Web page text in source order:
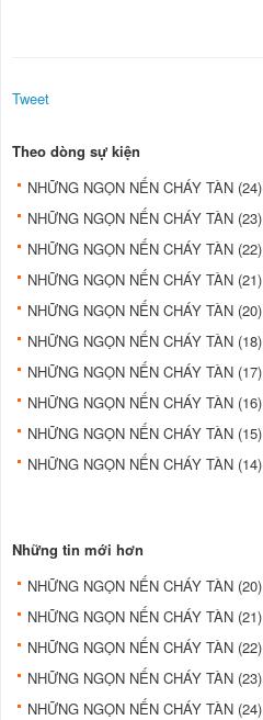
Tweet
Theo dòng sự kiện
NHỮNG NGỌN NẾN CHÁY TÀN (24)
NHỮNG NGỌN NẾN CHÁY TÀN (23)
NHỮNG NGỌN NẾN CHÁY TÀN (22)
NHỮNG NGỌN NẾN CHÁY TÀN (21)
NHỮNG NGỌN NẾN CHÁY TÀN (20)
NHỮNG NGỌN NẾN CHÁY TÀN (18)
NHỮNG NGỌN NẾN CHÁY TÀN (17)
NHỮNG NGỌN NẾN CHÁY TÀN (16)
NHỮNG NGỌN NẾN CHÁY TÀN (15)
NHỮNG NGỌN NẾN CHÁY TÀN (14)
Những tin mới hơn
NHỮNG NGỌN NẾN CHÁY TÀN (20)
NHỮNG NGỌN NẾN CHÁY TÀN (21)
NHỮNG NGỌN NẾN CHÁY TÀN (22)
NHỮNG NGỌN NẾN CHÁY TÀN (23)
NHỮNG NGỌN NẾN CHÁY TÀN (24)